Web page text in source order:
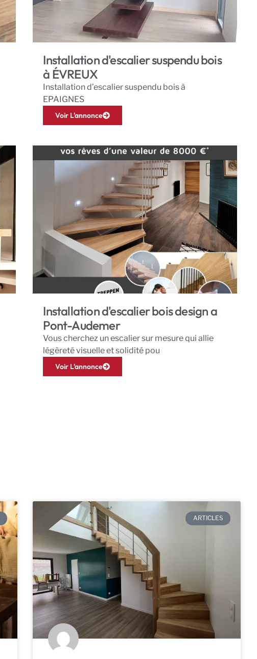
Installation d'escalier suspendu bois
à ÉVREUX
Installation d’escalier suspendu bois à
EPAIGNES
Voir L'annonce
Installation d'escalier bois design a
Pont-Audemer
Vous cherchez un escalier sur mesure qui allie
légèreté visuelle et solidité pou
Voir L'annonce
ARTICLES